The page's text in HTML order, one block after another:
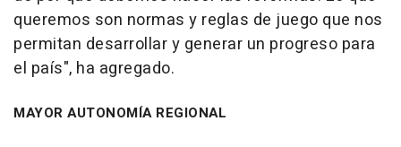
queremos son normas y reglas de juego que nos
permitan desarrollar y generar un progreso para
el país", ha agregado.
MAYOR AUTONOMÍA REGIONAL